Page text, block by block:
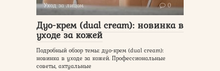
Уход за лицом 0
Дуо-крем (dual cream): новинка в
уходе за кожей
Подробный обзор темы: дуо-крем (dual cream):
новинка в уходе за кожей. Профессиональные
советы, актуальные